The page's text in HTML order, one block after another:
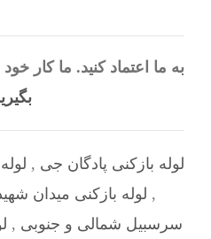
به ما اعتماد کنید. ما کار
لوله بازکنی پادگان جی ,
, لوله بازکنی میدان
سرسبیل شمالی و جنوبی ,